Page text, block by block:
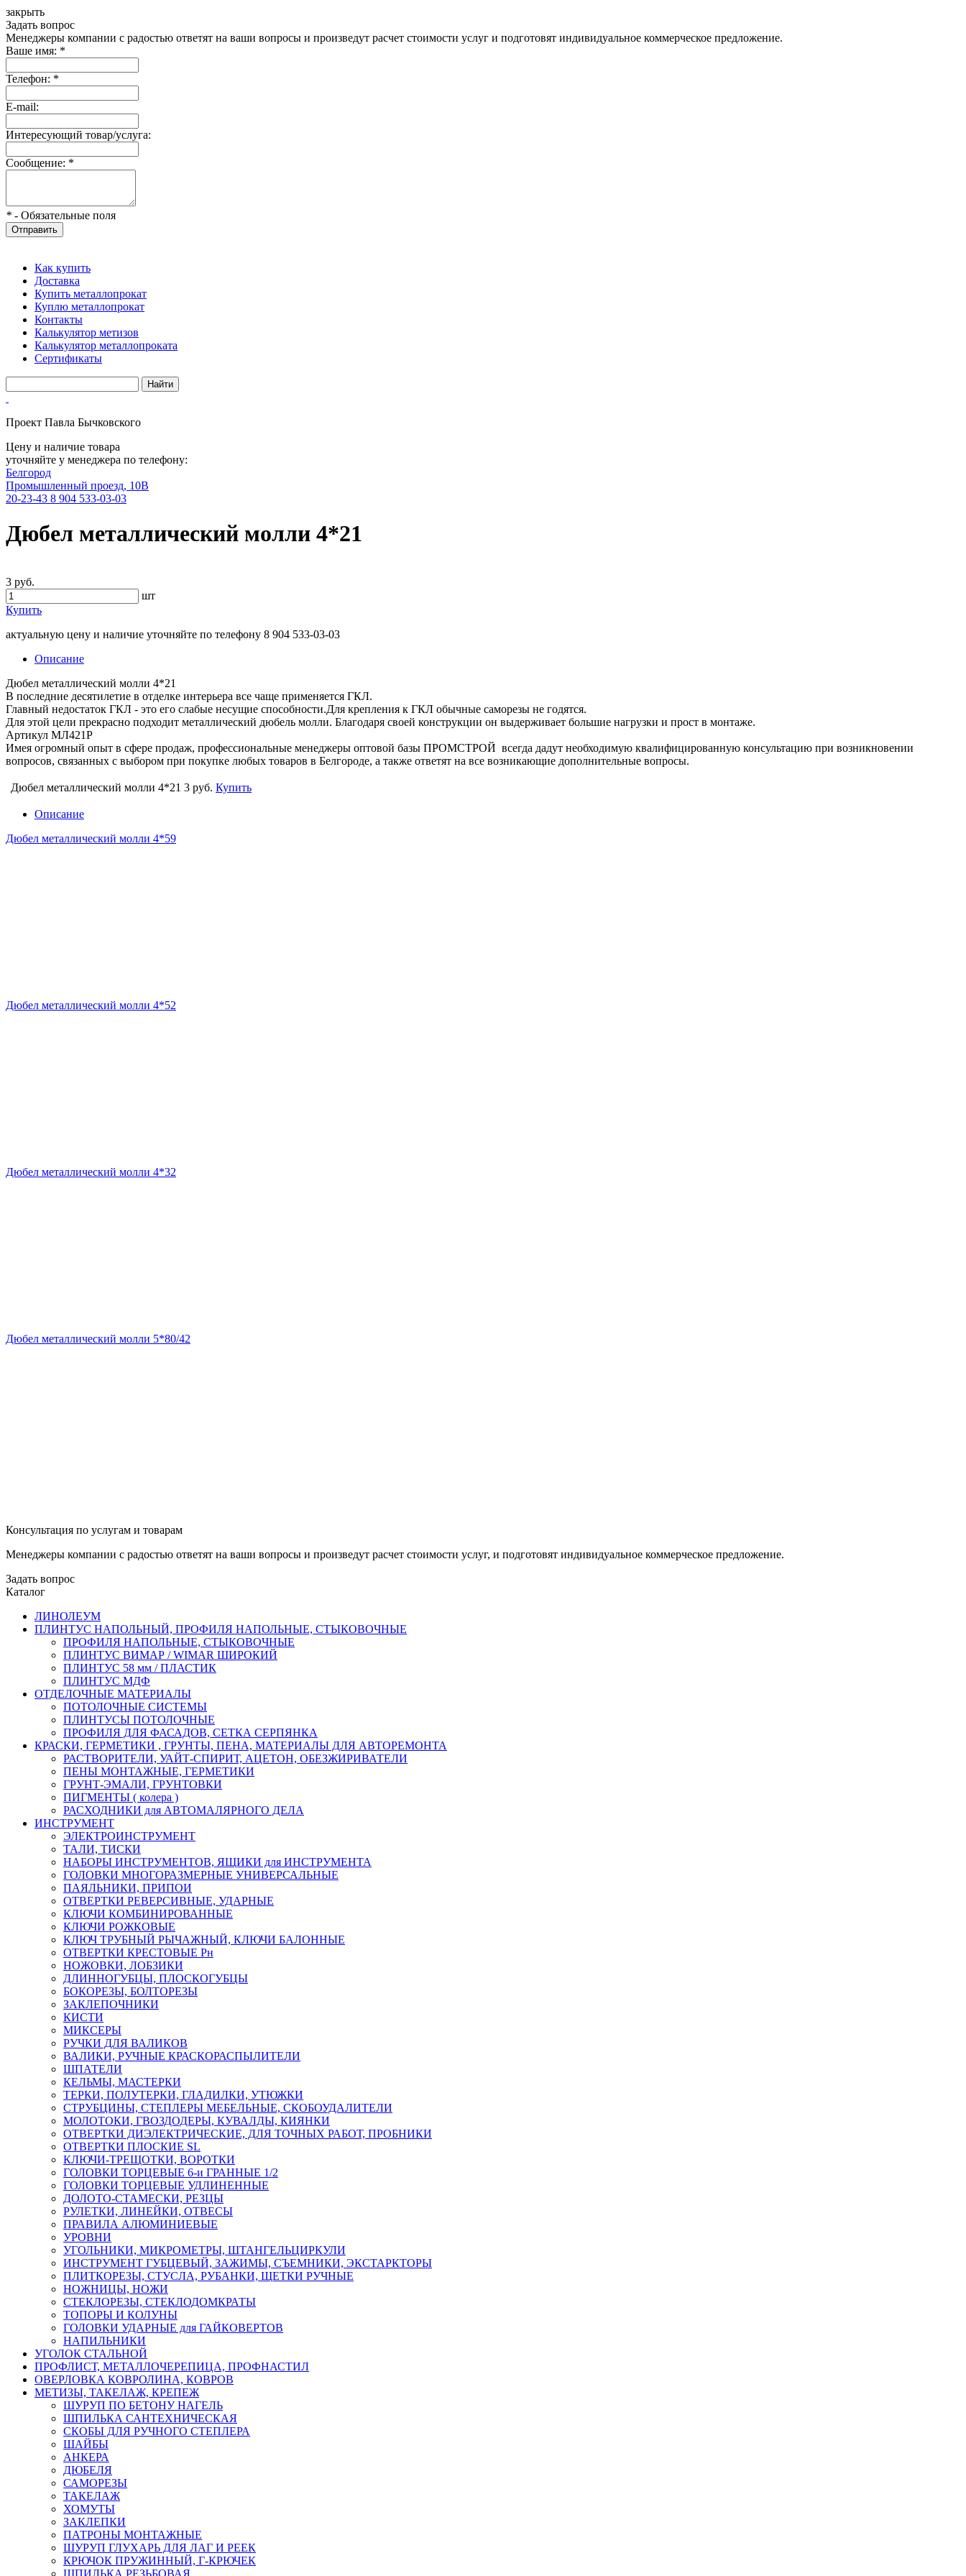
закрыть
Задать вопрос
Менеджеры компании с радостью ответят на ваши вопросы и произведут расчет стоимости услуг и подготовят индивидуальное коммерческое предложение.
Ваше имя: *
Телефон: *
E-mail:
Интересующий товар/услуга:
Сообщение: *
* - Обязательные поля
Отправить
Как купить
Доставка
Купить металлопрокат
Куплю металлопрокат
Контакты
Калькулятор метизов
Калькулятор металлопроката
Сертификаты
Проект Павла Бычковского
Цену и наличие товара
уточняйте у менеджера по телефону:
Белгород
Промышленный проезд, 10В
20-23-43 8 904 533-03-03
Дюбел металлический молли 4*21
3 руб.
шт
Купить
актуальную цену и наличие уточняйте по телефону 8 904 533-03-03
Описание
Дюбел металлический молли 4*21
В последние десятилетие в отделке интерьера все чаще применяется ГКЛ.
Главный недостаток ГКЛ - это его слабые несущие способности.Для крепления к ГКЛ обычные саморезы не годятся.
Для этой цели прекрасно подходит металлический дюбель молли. Благодаря своей конструкции он выдерживает большие нагрузки и прост в монтаже.
Артикул МЛ421Р
Имея огромный опыт в сфере продаж, профессиональные менеджеры оптовой базы ПРОМСТРОЙ всегда дадут необходимую квалифицированную консультацию при возникновении
вопросов, связанных с выбором при покупке любых товаров в Белгороде, а также ответят на все возникающие дополнительные вопросы.
Дюбел металлический молли 4*21 3 руб. Купить
Описание
Дюбел металлический молли 4*59
Дюбел металлический молли 4*52
Дюбел металлический молли 4*32
Дюбел металлический молли 5*80/42
Консультация по услугам и товарам
Менеджеры компании с радостью ответят на ваши вопросы и произведут расчет стоимости услуг, и подготовят индивидуальное коммерческое предложение.
Задать вопрос
Каталог
ЛИНОЛЕУМ
ПЛИНТУС НАПОЛЬНЫЙ, ПРОФИЛЯ НАПОЛЬНЫЕ, СТЫКОВОЧНЫЕ
ПРОФИЛЯ НАПОЛЬНЫЕ, СТЫКОВОЧНЫЕ
ПЛИНТУС ВИМАР / WIMAR ШИРОКИЙ
ПЛИНТУС 58 мм / ПЛАСТИК
ПЛИНТУС МДФ
ОТДЕЛОЧНЫЕ МАТЕРИАЛЫ
ПОТОЛОЧНЫЕ СИСТЕМЫ
ПЛИНТУСЫ ПОТОЛОЧНЫЕ
ПРОФИЛЯ ДЛЯ ФАСАДОВ, СЕТКА СЕРПЯНКА
КРАСКИ, ГЕРМЕТИКИ , ГРУНТЫ, ПЕНА, МАТЕРИАЛЫ ДЛЯ АВТОРЕМОНТА
РАСТВОРИТЕЛИ, УАЙТ-СПИРИТ, АЦЕТОН, ОБЕЗЖИРИВАТЕЛИ
ПЕНЫ МОНТАЖНЫЕ, ГЕРМЕТИКИ
ГРУНТ-ЭМАЛИ, ГРУНТОВКИ
ПИГМЕНТЫ ( колера )
РАСХОДНИКИ для АВТОМАЛЯРНОГО ДЕЛА
ИНСТРУМЕНТ
ЭЛЕКТРОИНСТРУМЕНТ
ТАЛИ, ТИСКИ
НАБОРЫ ИНСТРУМЕНТОВ, ЯЩИКИ для ИНСТРУМЕНТА
ГОЛОВКИ МНОГОРАЗМЕРНЫЕ УНИВЕРСАЛЬНЫЕ
ПАЯЛЬНИКИ, ПРИПОИ
ОТВЕРТКИ РЕВЕРСИВНЫЕ, УДАРНЫЕ
КЛЮЧИ КОМБИНИРОВАННЫЕ
КЛЮЧИ РОЖКОВЫЕ
КЛЮЧ ТРУБНЫЙ РЫЧАЖНЫЙ, КЛЮЧИ БАЛОННЫЕ
ОТВЕРТКИ КРЕСТОВЫЕ Рн
НОЖОВКИ, ЛОБЗИКИ
ДЛИННОГУБЦЫ, ПЛОСКОГУБЦЫ
БОКОРЕЗЫ, БОЛТОРЕЗЫ
ЗАКЛЕПОЧНИКИ
КИСТИ
МИКСЕРЫ
РУЧКИ ДЛЯ ВАЛИКОВ
ВАЛИКИ, РУЧНЫЕ КРАСКОРАСПЫЛИТЕЛИ
ШПАТЕЛИ
КЕЛЬМЫ, МАСТЕРКИ
ТЕРКИ, ПОЛУТЕРКИ, ГЛАДИЛКИ, УТЮЖКИ
СТРУБЦИНЫ, СТЕПЛЕРЫ МЕБЕЛЬНЫЕ, СКОБОУДАЛИТЕЛИ
МОЛОТОКИ, ГВОЗДОДЕРЫ, КУВАЛДЫ, КИЯНКИ
ОТВЕРТКИ ДИЭЛЕКТРИЧЕСКИЕ, ДЛЯ ТОЧНЫХ РАБОТ, ПРОБНИКИ
ОТВЕРТКИ ПЛОСКИЕ SL
КЛЮЧИ-ТРЕЩОТКИ, ВОРОТКИ
ГОЛОВКИ ТОРЦЕВЫЕ 6-и ГРАННЫЕ 1/2
ГОЛОВКИ ТОРЦЕВЫЕ УДЛИНЕННЫЕ
ДОЛОТО-СТАМЕСКИ, РЕЗЦЫ
РУЛЕТКИ, ЛИНЕЙКИ, ОТВЕСЫ
ПРАВИЛА АЛЮМИНИЕВЫЕ
УРОВНИ
УГОЛЬНИКИ, МИКРОМЕТРЫ, ШТАНГЕЛЬЦИРКУЛИ
ИНСТРУМЕНТ ГУБЦЕВЫЙ, ЗАЖИМЫ, СЪЕМНИКИ, ЭКСТАРКТОРЫ
ПЛИТКОРЕЗЫ, СТУСЛА, РУБАНКИ, ЩЕТКИ РУЧНЫЕ
НОЖНИЦЫ, НОЖИ
СТЕКЛОРЕЗЫ, СТЕКЛОДОМКРАТЫ
ТОПОРЫ И КОЛУНЫ
ГОЛОВКИ УДАРНЫЕ для ГАЙКОВЕРТОВ
НАПИЛЬНИКИ
УГОЛОК СТАЛЬНОЙ
ПРОФЛИСТ, МЕТАЛЛОЧЕРЕПИЦА, ПРОФНАСТИЛ
ОВЕРЛОВКА КОВРОЛИНА, КОВРОВ
МЕТИЗЫ, ТАКЕЛАЖ, КРЕПЕЖ
ШУРУП ПО БЕТОНУ НАГЕЛЬ
ШПИЛЬКА САНТЕХНИЧЕСКАЯ
СКОБЫ ДЛЯ РУЧНОГО СТЕПЛЕРА
ШАЙБЫ
АНКЕРА
ДЮБЕЛЯ
САМОРЕЗЫ
ТАКЕЛАЖ
ХОМУТЫ
ЗАКЛЕПКИ
ПАТРОНЫ МОНТАЖНЫЕ
ШУРУП ГЛУХАРЬ ДЛЯ ЛАГ И РЕЕК
КРЮЧОК ПРУЖИННЫЙ, Г-КРЮЧЕК
ШПИЛЬКА РЕЗЬБОВАЯ